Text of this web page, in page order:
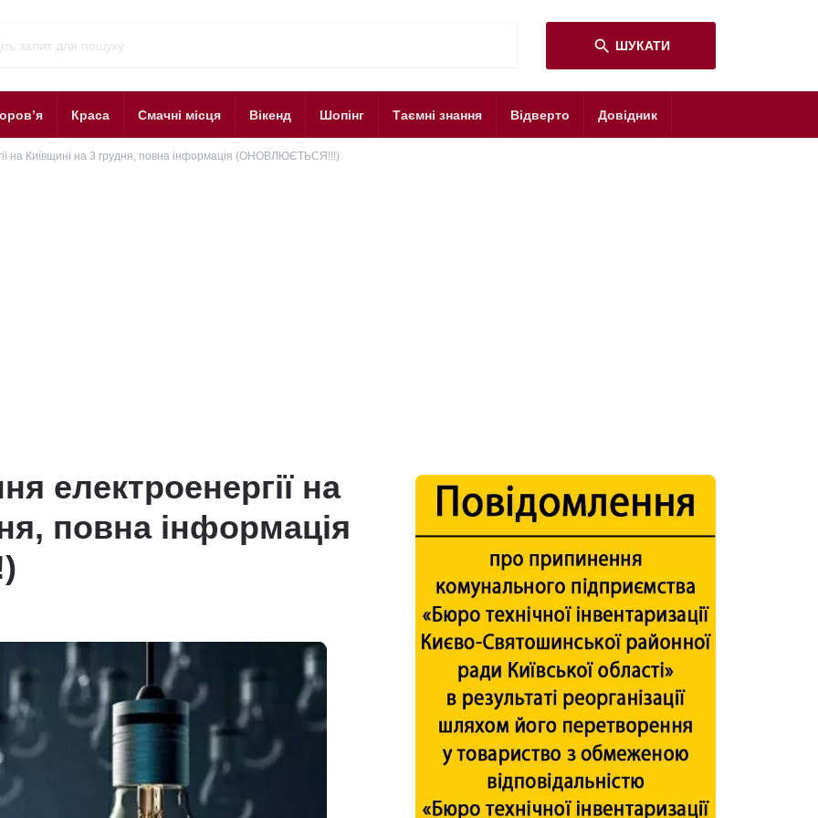
search ШУКАТИ
Краса Смачні місця Вікенд Шопінг Таємні знання Відверто Довідник
на Київщині на 3 грудня, повна інформація (ОНОВЛЮЄТЬСЯ!!!)
електроенергії на
повна інформація